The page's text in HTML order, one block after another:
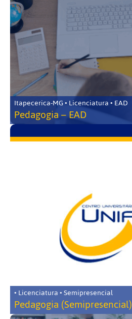
Itapecerica-MG • Licenciatura • EAD
Pedagogia – EAD
• Licenciatura • Semipresencial
Pedagogia (Semipresencial)